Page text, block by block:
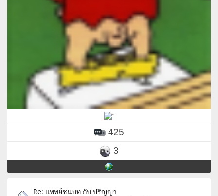
425
3
Re: แพทย์ชนบท กับ ปริญญา